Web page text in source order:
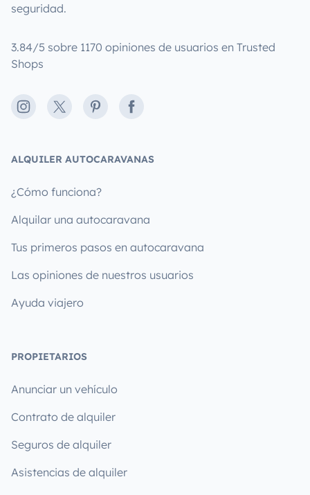
seguridad.
3.84/5 sobre 1170 opiniones de usuarios en Trusted
Shops
Instagram
X PinterestFacebook
ALQUILER AUTOCARAVANAS
¿Cómo funciona?
Alquilar una autocaravana
Tus primeros pasos en autocaravana
Las opiniones de nuestros usuarios
Ayuda viajero
PROPIETARIOS
Anunciar un vehículo
Contrato de alquiler
Seguros de alquiler
Asistencias de alquiler